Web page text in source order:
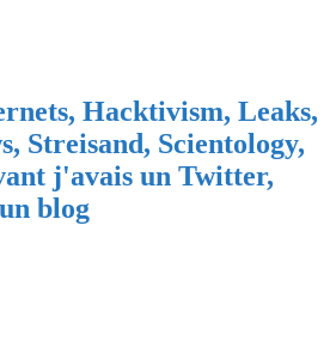
Hacktivism, Leaks,
Streisand, Scientology,
j'avais un Twitter,
blog